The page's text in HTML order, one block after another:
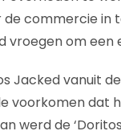
commercie in
vroegen om een
Jacked vanuit
voorkomen dat
werd de